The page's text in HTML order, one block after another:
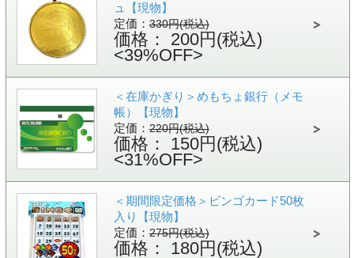
ュ【現物】
定価：330円(税込)
価格： 200円(税込)
<39%OFF>
＜在庫かぎり＞めもちょ銀行（メモ
帳）【現物】
定価：220円(税込)
価格： 150円(税込)
<31%OFF>
＜期間限定価格＞ビンゴカード50枚
入り【現物】
定価：275円(税込)
価格： 180円(税込)